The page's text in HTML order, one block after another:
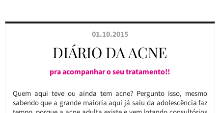
01.10.2015
DIÁRIO DA ACNE
pra acompanhar o seu tratamento!!
Quem aqui teve ou ainda tem acne? Pergunto isso, mesmo
sabendo que a grande maioria aqui já saiu da adolescência faz